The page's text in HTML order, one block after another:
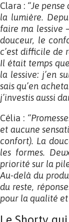
Clara : “Je
la lumière.
faire ma lessive
douceur, le
c’est difficile de
Il était temps
la lessive: j’en
sais qu’en
j’investis aussi
Célia :
et aucune
confort). La
les formes.
priorité sur la
Au-delà du
du reste,
pour la qualité